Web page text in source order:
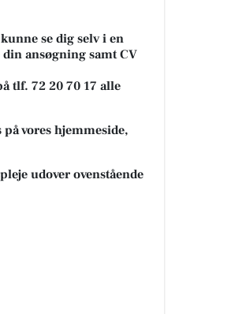
se dig selv i en
ansøgning samt CV
tlf. 72 20 70 17 alle
vores hjemmeside,
udover ovenstående